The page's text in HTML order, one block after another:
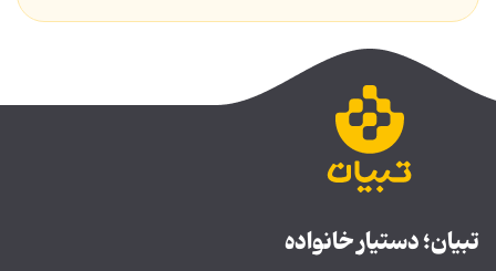
تبیان؛ دستیار خانواده